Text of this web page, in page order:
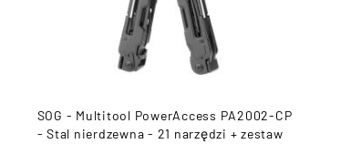
SOG - Multitool PowerAccess PA2002-CP
- Stal nierdzewna - 21 narzędzi + zestaw